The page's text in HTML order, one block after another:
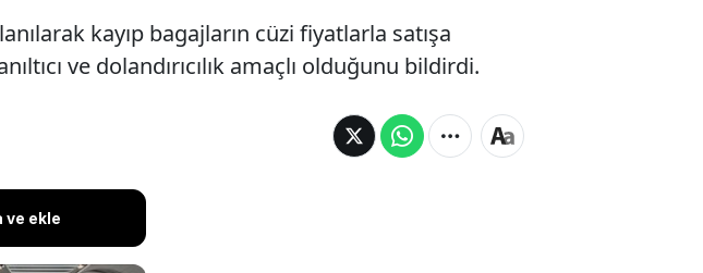
kayıp bagajların cüzi fiyatlarla satışa
ve dolandırıcılık amaçlı olduğunu bildirdi.
ve ekle